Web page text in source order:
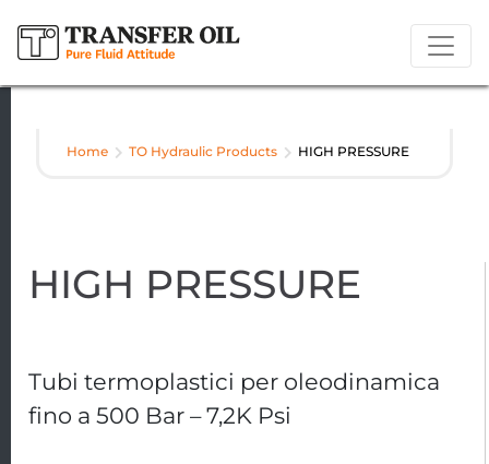
Home TO Hydraulic Products HIGH PRESSURE
HIGH PRESSURE
Tubi termoplastici per oleodinamica
fino a 500 Bar – 7,2K Psi